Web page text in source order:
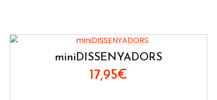
miniDISSENYADORS
17,95€